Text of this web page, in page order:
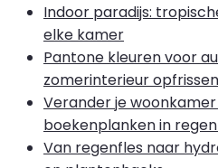
Indoor paradijs:
elke kamer
Pantone kleuren voor
zomerinterieur opfrissen
Verander je
boekenplanken in
Van regenfles naar